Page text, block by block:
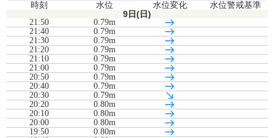
時刻 水位 水位変化 水位警戒基準
9日(日)
21:50
0.79m
21:40
0.79m
21:30
0.79m
21:20
0.79m
21:10
0.79m
21:00
0.79m
20:50
0.79m
20:40
0.79m
20:30
0.79m
20:20
0.80m
20:10
0.80m
20:00
0.80m
19:50
0.80m